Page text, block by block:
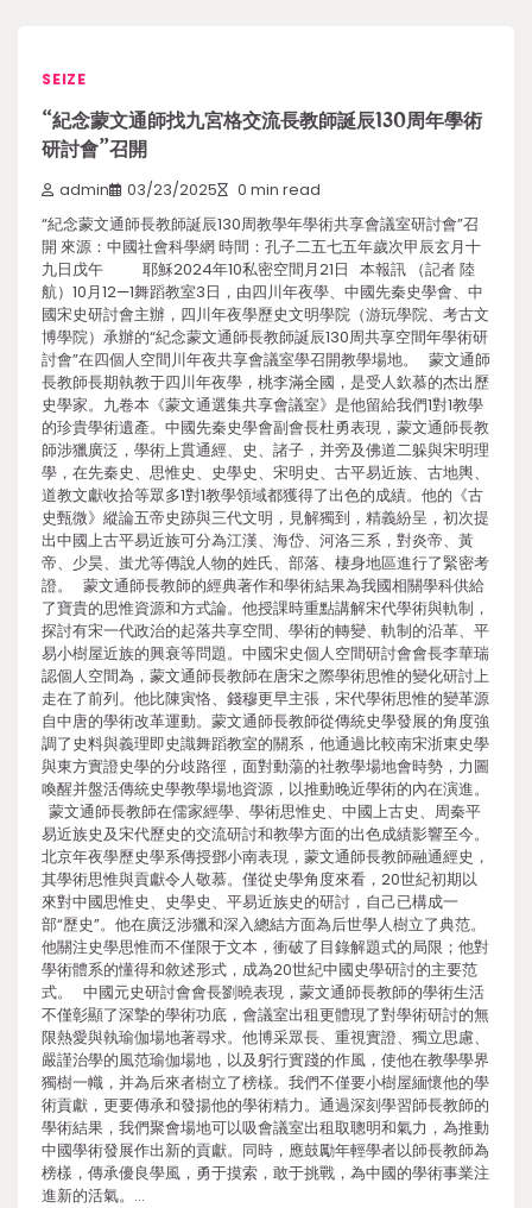
SEIZE
“紀念蒙文通師找九宮格交流長教師誕辰130周年學術
研討會”召開
admin 03/23/2025 0 min read
“紀念蒙文通師長教師誕辰130周教學年學術共享會議室研討會”召
開 來源：中國社會科學網 時間：孔子二五七五年歲次甲辰玄月十
九日戊午 耶穌2024年10私密空間月21日 本報訊 （記者 陸
航）10月12—1舞蹈教室3日，由四川年夜學、中國先秦史學會、中
國宋史研討會主辦，四川年夜學歷史文明學院（游玩學院、考古文
博學院）承辦的“紀念蒙文通師長教師誕辰130周共享空間年學術研
討會”在四個人空間川年夜共享會議室學召開教學場地。 蒙文通師
長教師長期執教于四川年夜學，桃李滿全國，是受人欽慕的杰出歷
史學家。九卷本《蒙文通選集共享會議室》是他留給我們1對1教學
的珍貴學術遺產。中國先秦史學會副會長杜勇表現，蒙文通師長教
師涉獵廣泛，學術上貫通經、史、諸子，并旁及佛道二躲與宋明理
學，在先秦史、思惟史、史學史、宋明史、古平易近族、古地輿、
道教文獻收拾等眾多1對1教學領域都獲得了出色的成績。他的《古
史甄微》縱論五帝史跡與三代文明，見解獨到，精義紛呈，初次提
出中國上古平易近族可分為江漢、海岱、河洛三系，對炎帝、黃
帝、少昊、蚩尤等傳說人物的姓氏、部落、棲身地區進行了緊密考
證。 蒙文通師長教師的經典著作和學術結果為我國相關學科供給
了寶貴的思惟資源和方式論。他授課時重點講解宋代學術與軌制，
探討有宋一代政治的起落共享空間、學術的轉變、軌制的沿革、平
易小樹屋近族的興衰等問題。中國宋史個人空間研討會會長李華瑞
認個人空間為，蒙文通師長教師在唐宋之際學術思惟的變化研討上
走在了前列。他比陳寅恪、錢穆更早主張，宋代學術思惟的變革源
自中唐的學術改革運動。蒙文通師長教師從傳統史學發展的角度強
調了史料與義理即史識舞蹈教室的關系，他通過比較南宋浙東史學
與東方實證史學的分歧路徑，面對動蕩的社教學場地會時勢，力圖
喚醒并盤活傳統史學教學場地資源，以推動晚近學術的內在演進。
蒙文通師長教師在儒家經學、學術思惟史、中國上古史、周秦平
易近族史及宋代歷史的交流研討和教學方面的出色成績影響至今。
北京年夜學歷史學系傳授鄧小南表現，蒙文通師長教師融通經史，
其學術思惟與貢獻令人敬慕。僅從史學角度來看，20世紀初期以
來對中國思惟史、史學史、平易近族史的研討，自己已構成一
部“歷史”。他在廣泛涉獵和深入總結方面為后世學人樹立了典范。
他關注史學思惟而不僅限于文本，衝破了目錄解題式的局限；他對
學術體系的懂得和敘述形式，成為20世紀中國史學研討的主要范
式。 中國元史研討會會長劉曉表現，蒙文通師長教師的學術生活
不僅彰顯了深摯的學術功底，會議室出租更體現了對學術研討的無
限熱愛與執瑜伽場地著尋求。他博采眾長、重視實證、獨立思慮、
嚴謹治學的風范瑜伽場地，以及躬行實踐的作風，使他在教學學界
獨樹一幟，并為后來者樹立了榜樣。我們不僅要小樹屋緬懷他的學
術貢獻，更要傳承和發揚他的學術精力。通過深刻學習師長教師的
學術結果，我們聚會場地可以吸會議室出租取聰明和氣力，為推動
中國學術發展作出新的貢獻。同時，應鼓勵年輕學者以師長教師為
榜樣，傳承優良學風，勇于摸索，敢于挑戰，為中國的學術事業注
進新的活氣。…